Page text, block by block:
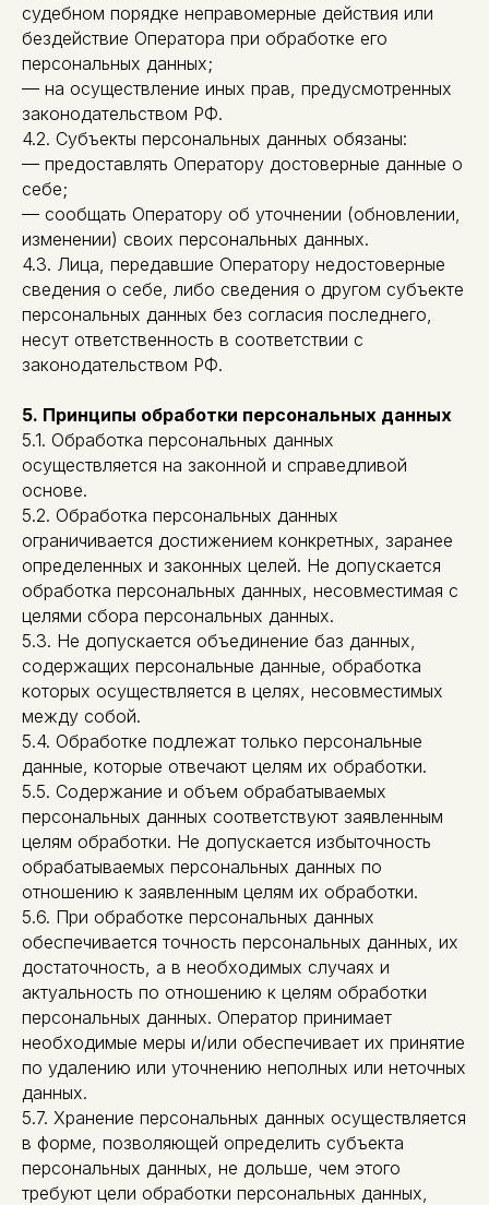
судебном порядке неправомерные действия или
бездействие Оператора при обработке его
персональных данных;
— на осуществление иных прав, предусмотренных
законодательством РФ.
4.2. Субъекты персональных данных обязаны:
— предоставлять Оператору достоверные данные о
себе;
— сообщать Оператору об уточнении (обновлении,
изменении) своих персональных данных.
4.3. Лица, передавшие Оператору недостоверные
сведения о себе, либо сведения о другом субъекте
персональных данных без согласия последнего,
несут ответственность в соответствии с
законодательством РФ.
5. Принципы обработки персональных данных
5.1. Обработка персональных данных
осуществляется на законной и справедливой
основе.
5.2. Обработка персональных данных
ограничивается достижением конкретных, заранее
определенных и законных целей. Не допускается
обработка персональных данных, несовместимая с
целями сбора персональных данных.
5.3. Не допускается объединение баз данных,
содержащих персональные данные, обработка
которых осуществляется в целях, несовместимых
между собой.
5.4. Обработке подлежат только персональные
данные, которые отвечают целям их обработки.
5.5. Содержание и объем обрабатываемых
персональных данных соответствуют заявленным
целям обработки. Не допускается избыточность
обрабатываемых персональных данных по
отношению к заявленным целям их обработки.
5.6. При обработке персональных данных
обеспечивается точность персональных данных, их
достаточность, а в необходимых случаях и
актуальность по отношению к целям обработки
персональных данных. Оператор принимает
необходимые меры и/или обеспечивает их принятие
по удалению или уточнению неполных или неточных
данных.
5.7. Хранение персональных данных осуществляется
в форме, позволяющей определить субъекта
персональных данных, не дольше, чем этого
требуют цели обработки персональных данных,